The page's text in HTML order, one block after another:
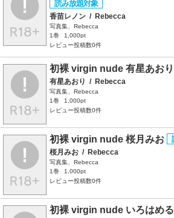
香苗レノン / Rebecca
写真集、Rebecca
1巻
1,000pt
レビュー投稿数0件
初裸 virgin nude 有星あおり
有星あおり / Rebecca
写真集、Rebecca
1巻
1,000pt
レビュー投稿数0件
初裸 virgin nude 桜月みお
桜月みお / Rebecca
写真集、Rebecca
1巻
1,000pt
レビュー投稿数0件
初裸 virgin nude いろはめる